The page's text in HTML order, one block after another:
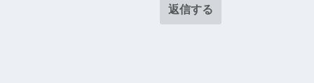
返信する